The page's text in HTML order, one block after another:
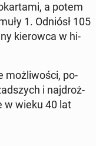
a potem
1. Odniósł 105
kie­row­ca w hi­
moż­li­wo­ści, po­
i naj­droż­
w wieku 40 lat